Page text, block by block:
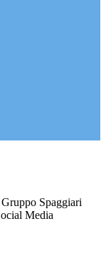
Spaggiari
Media